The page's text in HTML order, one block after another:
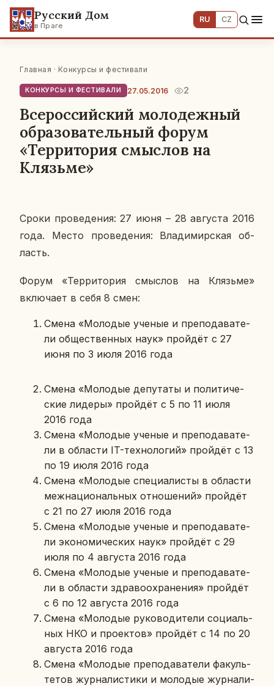
Русский Дом
в Праге
RU CZ
Главная · Конкурсы и фестивали
КОНКУРСЫ И ФЕСТИВАЛИ 27.05.2016 2
Всероссийский молодежный
образовательный форум
«Территория смыслов на
Клязьме»
Сроки про­ве­де­ния: 27 июня – 28 ав­гу­ста 2016
года. Место про­ве­де­ния: Вла­ди­мир­ская об­
ласть.
Форум «Тер­ри­то­рия смыс­лов на Клязь­ме»
вклю­ча­ет в себя 8 смен:
Смена «Мо­ло­дые ученые и пре­по­да­ва­те­
ли об­ще­ствен­ных наук» прой­дёт с 27
июня по 3 июля 2016 года
Смена «Мо­ло­дые де­пу­та­ты и по­ли­ти­че­
ские лидеры» прой­дёт с 5 по 11 июля
2016 года
Смена «Мо­ло­дые ученые и пре­по­да­ва­те­
ли в об­ла­сти IT-тех­но­ло­гий» прой­дёт с 13
по 19 июля 2016 года
Смена «Мо­ло­дые спе­ци­а­ли­сты в об­ла­сти
меж­на­ци­о­наль­ных от­но­ше­ний» прой­дёт
с 21 по 27 июля 2016 года
Смена «Мо­ло­дые ученые и пре­по­да­ва­те­
ли эко­но­ми­че­ских наук» прой­дёт с 29
июля по 4 ав­гу­ста 2016 года
Смена «Мо­ло­дые ученые и пре­по­да­ва­те­
ли в об­ла­сти здра­во­охра­не­ния» прой­дёт
с 6 по 12 ав­гу­ста 2016 года
Смена «Мо­ло­дые ру­ко­во­ди­те­ли со­ци­аль­
ных НКО и про­ек­тов» прой­дёт с 14 по 20
ав­гу­ста 2016 года
Смена «Мо­ло­дые пре­по­да­ва­те­ли фа­куль­
те­тов жур­на­ли­сти­ки и мо­ло­дые жур­на­ли­